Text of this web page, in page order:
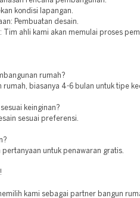
kondisi lapangan.
Pembuatan desain.
Tim ahli kami akan memulai proses
rumah?
rumah, biasanya 4-6 bulan untuk tipe
keinginan?
sesuai preferensi.
untuk penawaran gratis.
kami sebagai partner bangun